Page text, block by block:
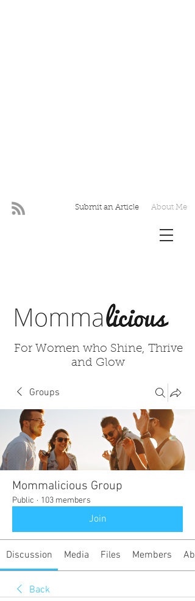
About Me
Submit an Article
For Women who Shine, Thrive
and Glow
Groups
Mommalicious Group
Public · 103 members
Join
Discussion Media Files Members
Back